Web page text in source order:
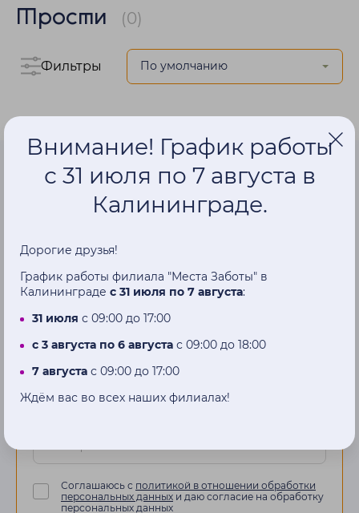
Трости (0)
Фильтры
Записатьсяна
Наш менеджер перезвонит вам в
течение нескольких часов
Имя
Соглашаюсь с политикой в отношении обработки
персональных данных и даю согласие на обработку
персональных данных
Внимание! График работы
с 31 июля по 7 августа в
Калининграде.
Дорогие друзья!
График работы филиала "Места Заботы" в
Калининграде с 31 июля по 7 августа:
31 июля с 09:00 до 17:00
с 3 августа по 6 августа с 09:00 до 18:00
7 августа с 09:00 до 17:00
Ждём вас во всех наших филиалах!